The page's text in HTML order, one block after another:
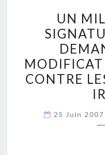
UN
CONTRE
25 Juin 2007